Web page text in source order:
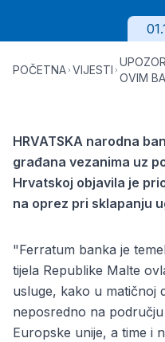
POČETNA VIJESTI
OVIM
HRVATSKA narodna
građana vezanima uz
Hrvatskoj objavila je
na oprez pri sklapanju
"Ferratum banka je
tijela Republike Malte
usluge, kako u matičnoj
neposredno na
Europske unije, a time i